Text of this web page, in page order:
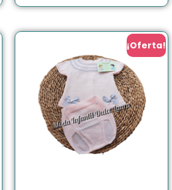
¡Oferta!